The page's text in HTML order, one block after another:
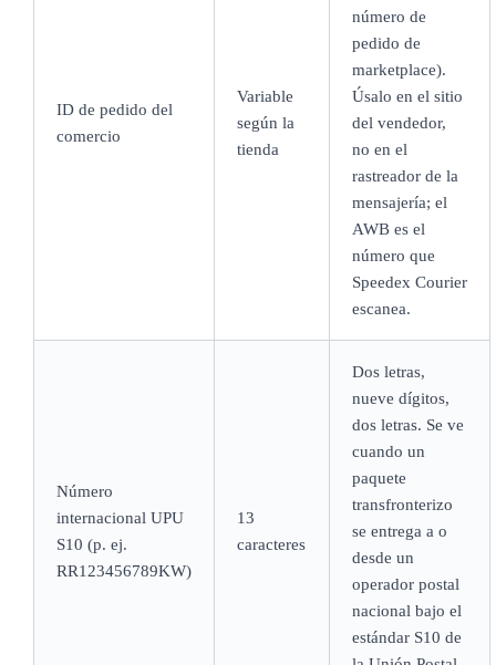
ID de pedido del
comercio
Variable
según la
tienda
número de
pedido de
marketplace).
Úsalo en el sitio
del vendedor,
no en el
rastreador de la
mensajería; el
AWB es el
número que
Speedex Courier
escanea.
Número
internacional UPU
S10 (p. ej.
RR123456789KW)
13
caracteres
Dos letras,
nueve dígitos,
dos letras. Se ve
cuando un
paquete
transfronterizo
se entrega a o
desde un
operador postal
nacional bajo el
estándar S10 de